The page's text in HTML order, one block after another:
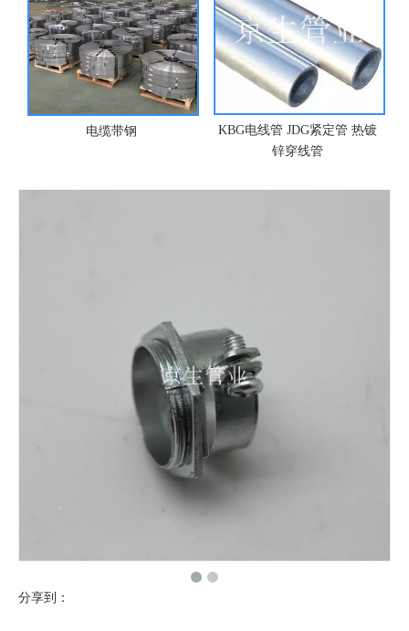
电缆带钢
KBG电线管 JDG紧定管 热镀
锌穿线管
分享到：